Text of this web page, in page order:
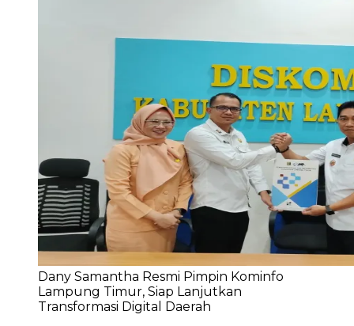
Dany Samantha Resmi Pimpin Kominfo
Lampung Timur, Siap Lanjutkan
Transformasi Digital Daerah